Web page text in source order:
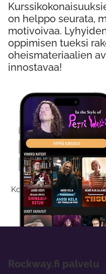
Kokeilemalla ilmaiseksi
on helppo seurata,
motivoivaa.
oppimisen tueksi
oheismateriaalien
innostavaa!
Rockway.fi palvelu